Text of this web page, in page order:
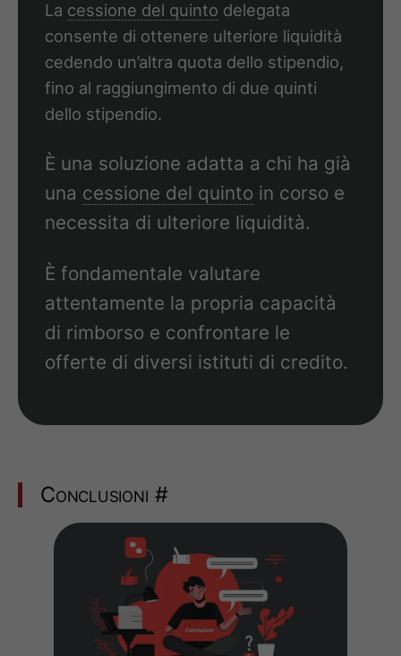
La cessione del quinto delegata
consente di ottenere ulteriore liquidità
cedendo un’altra quota dello stipendio,
fino al raggiungimento di due quinti
dello stipendio.
È una soluzione adatta a chi ha già
una cessione del quinto in corso e
necessita di ulteriore liquidità.
È fondamentale valutare
attentamente la propria capacità
di rimborso e confrontare le
offerte di diversi istituti di credito.
Conclusioni #